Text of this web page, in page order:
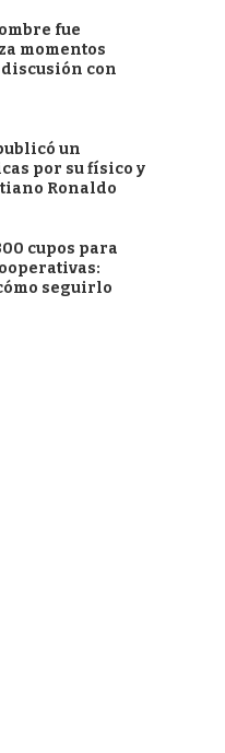
fue
momentos
con
un
por su físico y
Ronaldo
cupos para
seguirlo